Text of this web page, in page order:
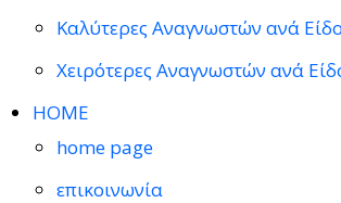
Καλύτερες Αναγνωστών ανά
Χειρότερες Αναγνωστών ανά
HOME
home page
επικοινωνία